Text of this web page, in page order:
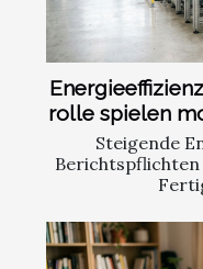
rolle spielen
Steigende
Berichtspflichten